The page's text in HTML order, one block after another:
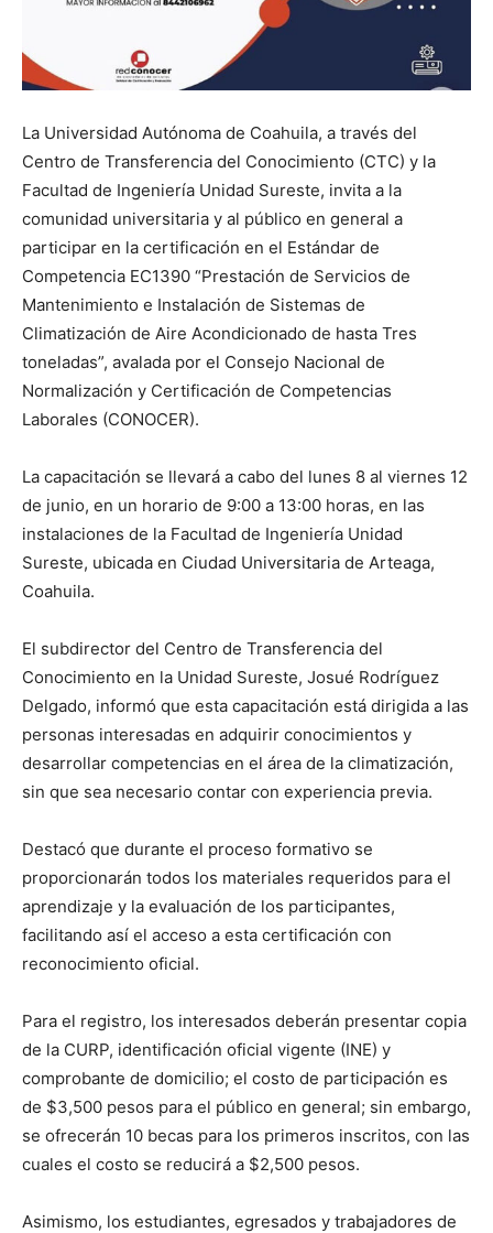
La Universidad Autónoma de Coahuila, a través del
Centro de Transferencia del Conocimiento (CTC) y la
Facultad de Ingeniería Unidad Sureste, invita a la
comunidad universitaria y al público en general a
participar en la certificación en el Estándar de
Competencia EC1390 “Prestación de Servicios de
Mantenimiento e Instalación de Sistemas de
Climatización de Aire Acondicionado de hasta Tres
toneladas”, avalada por el Consejo Nacional de
Normalización y Certificación de Competencias
Laborales (CONOCER).
La capacitación se llevará a cabo del lunes 8 al viernes 12
de junio, en un horario de 9:00 a 13:00 horas, en las
instalaciones de la Facultad de Ingeniería Unidad
Sureste, ubicada en Ciudad Universitaria de Arteaga,
Coahuila.
El subdirector del Centro de Transferencia del
Conocimiento en la Unidad Sureste, Josué Rodríguez
Delgado, informó que esta capacitación está dirigida a las
personas interesadas en adquirir conocimientos y
desarrollar competencias en el área de la climatización,
sin que sea necesario contar con experiencia previa.
Destacó que durante el proceso formativo se
proporcionarán todos los materiales requeridos para el
aprendizaje y la evaluación de los participantes,
facilitando así el acceso a esta certificación con
reconocimiento oficial.
Para el registro, los interesados deberán presentar copia
de la CURP, identificación oficial vigente (INE) y
comprobante de domicilio; el costo de participación es
de $3,500 pesos para el público en general; sin embargo,
se ofrecerán 10 becas para los primeros inscritos, con las
cuales el costo se reducirá a $2,500 pesos.
Asimismo, los estudiantes, egresados y trabajadores de